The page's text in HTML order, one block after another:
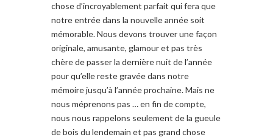
chose d’incroyablement parfait qui fera que
notre entrée dans la nouvelle année soit
mémorable. Nous devons trouver une façon
originale, amusante, glamour et pas très
chère de passer la dernière nuit de l’année
pour qu’elle reste gravée dans notre
mémoire jusqu’à l’année prochaine. Mais ne
nous méprenons pas … en fin de compte,
nous nous rappelons seulement de la gueule
de bois du lendemain et pas grand chose